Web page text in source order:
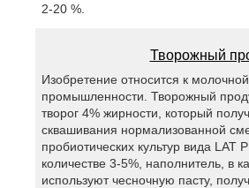
2-20 %.
Творожный
Изобретение относится к молочной
промышленности. Творожный
творог 4% жирности, который
сквашивания нормализованной
пробиотических культур вида LAT
количестве 3-5%, наполнитель, в
используют чесночную пасту,